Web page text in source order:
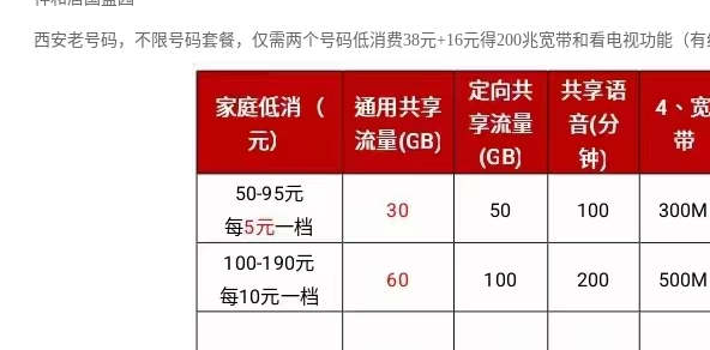
西安老号码，不限号码套餐，仅需两个号码低消费38元+16元得200兆宽带和看电视功能（